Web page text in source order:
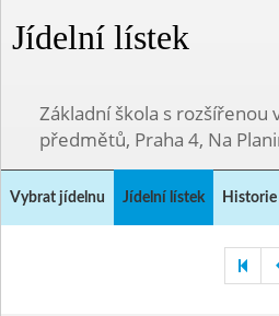
Jídelní lístek
Základní škola s
předmětů, Praha 4, Na
Vybrat jídelnu Jídelní lístek Historie